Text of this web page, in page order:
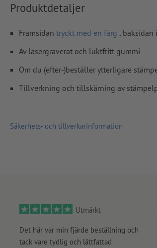
Produktdetaljer
Framsidan tryckt med en färg , baksidan
Av lasergraverat och luktfritt gummi
Om du (efter-)beställer ytterligare
Tillverkning och tillskärning av
Säkerhets- och tillverkarinformation
Utmärkt
Det här var min fjärde beställning och
tack vare tydlig och lättfattad